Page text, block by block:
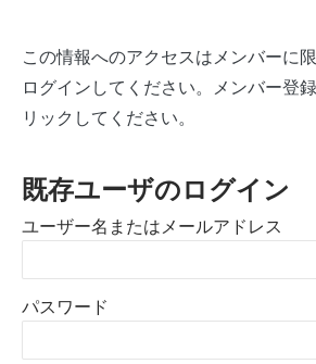
この情報へのアクセスはメンバーに
ログインしてください。メンバー登
リックしてください。
既存ユーザのログイン
ユーザー名またはメールアドレス
パスワード